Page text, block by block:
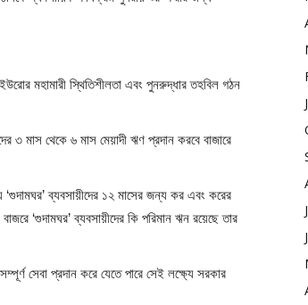
মহামারী স্থিতিশীলতা এবং পুনরুদ্ধার তহবিল গঠন
৩ মাস থেকে ৬ মাস মেয়াদী ঋণ প্রদান করবে বাজারে
‘গুদামঘর’ ব্যবসায়ীদের ১২ মাসের জন্য কর এবং করের
‘গুদামঘর’ ব্যবসায়ীদের কি পরিমান ঋন রয়েছে তার
সেবা প্রদান করে যেতে পারে সেই লক্ষ্যে সরকার